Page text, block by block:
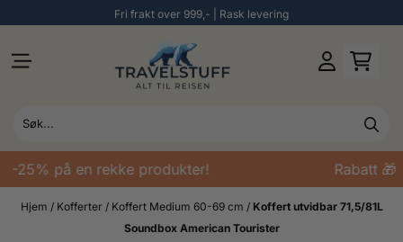
Fri frakt over 999,- | Rask levering
-25% på en rekke produkter! Rabatt 🎁
Hjem / Kofferter / Koffert Medium 60-69 cm / Koffert utvidbar 71,5/81L
Soundbox American Tourister